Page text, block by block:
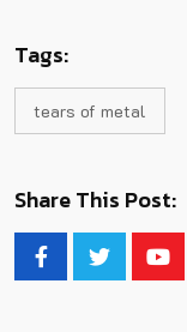
Tags:
tears of metal
Share This Post: